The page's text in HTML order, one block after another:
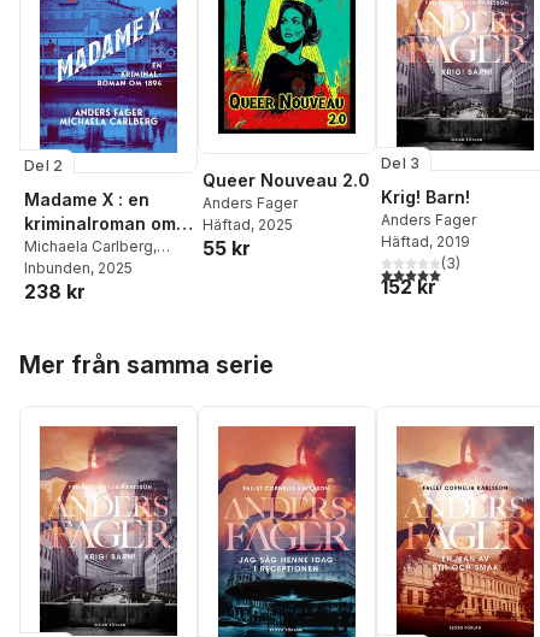
Del 2
Madame X : en
kriminalroman om
1894
Michaela Carlberg,
Anders Fager
Inbunden, 2025
238 kr
Queer Nouveau 2.0
Anders Fager
Häftad, 2025
55 kr
Del 3
Krig! Barn!
Anders Fager
Häftad, 2019
5,0utav 5 stjärnor.
(3)
152 kr
Mer från samma serie